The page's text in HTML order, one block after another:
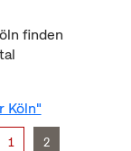
finden
Köln"
1 2